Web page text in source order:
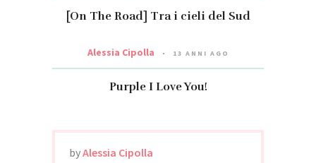
[On The Road] Tra i cieli del Sud
Alessia Cipolla 13 ANNI AGO
Purple I Love You!
byAlessia Cipolla